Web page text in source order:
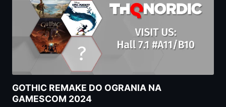
GOTHIC REMAKE DO OGRANIA NA
GAMESCOM 2024